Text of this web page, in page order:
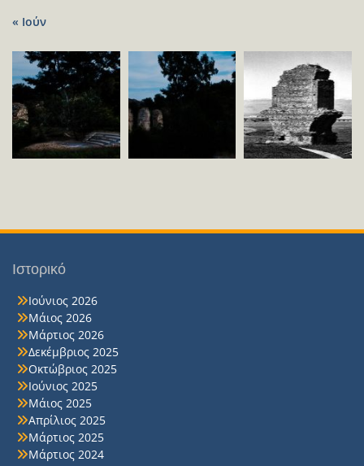
« Ιούν
Ιστορικό
Ιούνιος 2026
Μάιος 2026
Μάρτιος 2026
Δεκέμβριος 2025
Οκτώβριος 2025
Ιούνιος 2025
Μάιος 2025
Απρίλιος 2025
Μάρτιος 2025
Μάρτιος 2024